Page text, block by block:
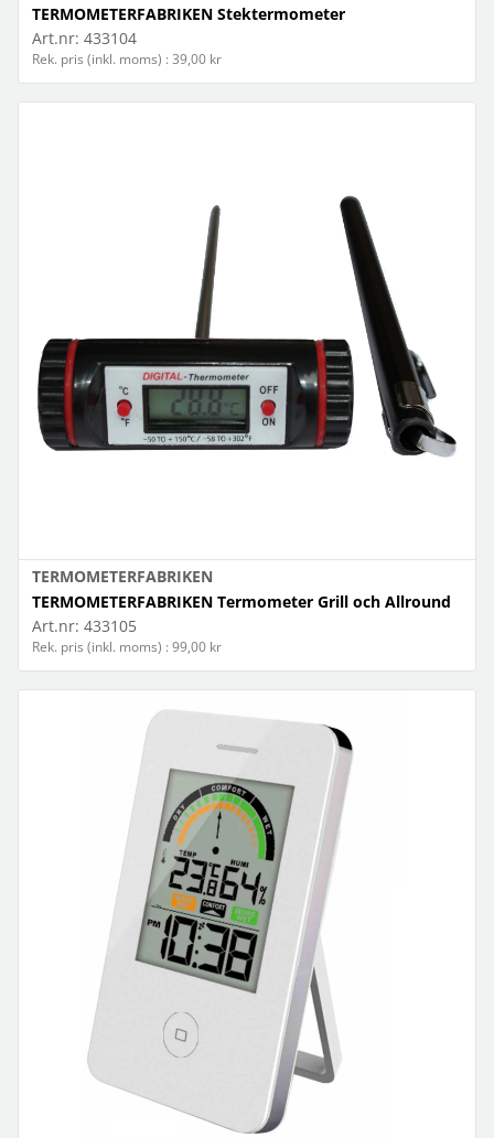
TERMOMETERFABRIKEN Stektermometer
Art.nr: 433104
Rek. pris (inkl. moms) : 39,00 kr
TERMOMETERFABRIKEN
TERMOMETERFABRIKEN Termometer Grill och Allround
Art.nr: 433105
Rek. pris (inkl. moms) : 99,00 kr